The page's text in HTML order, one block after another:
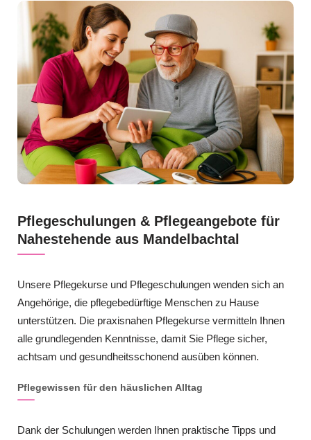
Pflegeschulungen & Pflegeangebote für
Nahestehende aus Mandelbachtal
Unsere Pflegekurse und Pflegeschulungen wenden sich an
Angehörige, die pflegebedürftige Menschen zu Hause
unterstützen. Die praxisnahen Pflegekurse vermitteln Ihnen
alle grundlegenden Kenntnisse, damit Sie Pflege sicher,
achtsam und gesundheitsschonend ausüben können.
Pflegewissen für den häuslichen Alltag
Dank der Schulungen werden Ihnen praktische Tipps und